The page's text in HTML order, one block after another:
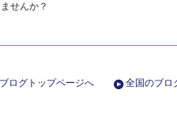
せんか？
ログトップページへ 全国のブロ